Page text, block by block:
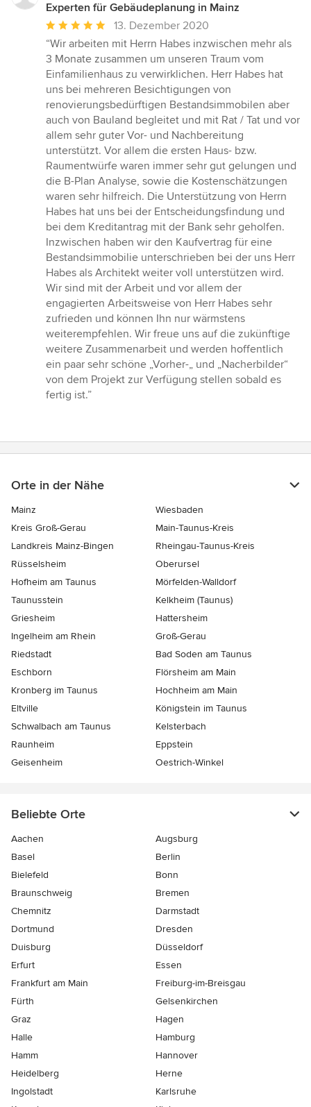
Experten für Gebäudeplanung in Mainz
Durchschnittliche
Bewertung:
5
von
5
Sternen
13. Dezember 2020
“Wir arbeiten mit Herrn Habes inzwischen mehr als
3 Monate zusammen um unseren Traum vom
Einfamilienhaus zu verwirklichen. Herr Habes hat
uns bei mehreren Besichtigungen von
renovierungsbedürftigen Bestandsimmobilen aber
auch von Bauland begleitet und mit Rat / Tat und vor
allem sehr guter Vor- und Nachbereitung
unterstützt. Vor allem die ersten Haus- bzw.
Raumentwürfe waren immer sehr gut gelungen und
die B-Plan Analyse, sowie die Kostenschätzungen
waren sehr hilfreich. Die Unterstützung von Herrn
Habes hat uns bei der Entscheidungsfindung und
bei dem Kreditantrag mit der Bank sehr geholfen.
Inzwischen haben wir den Kaufvertrag für eine
Bestandsimmobilie unterschrieben bei der uns Herr
Habes als Architekt weiter voll unterstützen wird.
Wir sind mit der Arbeit und vor allem der
engagierten Arbeitsweise von Herr Habes sehr
zufrieden und können Ihn nur wärmstens
weiterempfehlen. Wir freue uns auf die zukünftige
weitere Zusammenarbeit und werden hoffentlich
ein paar sehr schöne „Vorher-„ und „Nacherbilder“
von dem Projekt zur Verfügung stellen sobald es
fertig ist.”
Orte in der Nähe
Mainz
Wiesbaden
Kreis Groß-Gerau
Main-Taunus-Kreis
Landkreis Mainz-Bingen
Rheingau-Taunus-Kreis
Rüsselsheim
Oberursel
Hofheim am Taunus
Mörfelden-Walldorf
Taunusstein
Kelkheim (Taunus)
Griesheim
Hattersheim
Ingelheim am Rhein
Groß-Gerau
Riedstadt
Bad Soden am Taunus
Eschborn
Flörsheim am Main
Kronberg im Taunus
Hochheim am Main
Eltville
Königstein im Taunus
Schwalbach am Taunus
Kelsterbach
Raunheim
Eppstein
Geisenheim
Oestrich-Winkel
Beliebte Orte
Aachen
Augsburg
Basel
Berlin
Bielefeld
Bonn
Braunschweig
Bremen
Chemnitz
Darmstadt
Dortmund
Dresden
Duisburg
Düsseldorf
Erfurt
Essen
Frankfurt am Main
Freiburg-im-Breisgau
Fürth
Gelsenkirchen
Graz
Hagen
Halle
Hamburg
Hamm
Hannover
Heidelberg
Herne
Ingolstadt
Karlsruhe